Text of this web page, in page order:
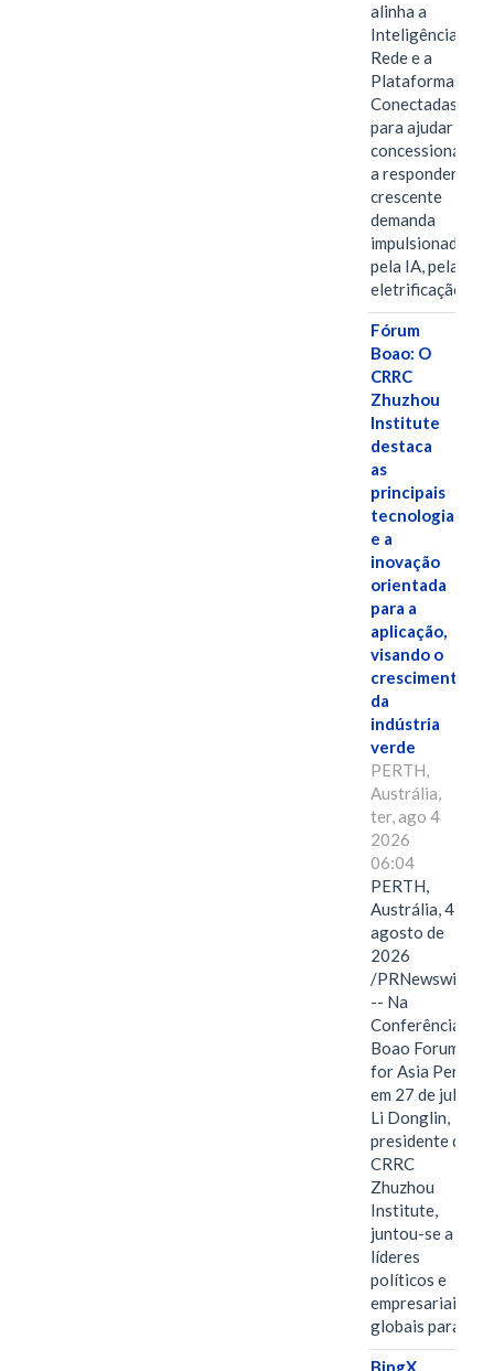
alinha a
Inteligência de
Rede e a
Plataformas
Conectadas
para ajudar as
concessionárias
a responder à
crescente
demanda
impulsionada
pela IA, pela
eletrificação…
Fórum
Boao: O
CRRC
Zhuzhou
Institute
destaca
as
principais
tecnologias
e a
inovação
orientada
para a
aplicação,
visando o
crescimento
da
indústria
verde
PERTH,
Austrália,
ter, ago 4
2026
06:04
PERTH,
Austrália, 4 de
agosto de
2026
/PRNewswire/
-- Na
Conferência
Boao Forum
for Asia Perth,
em 27 de julho,
Li Donglin,
presidente do
CRRC
Zhuzhou
Institute,
juntou-se a
líderes
políticos e
empresariais
globais para…
BingX